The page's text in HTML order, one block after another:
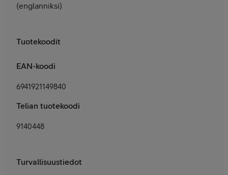
(englanniksi)
Tuotekoodit
EAN-koodi
6941921149840
Telian tuotekoodi
9140448
Turvallisuustiedot